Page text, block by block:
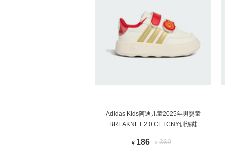
Adidas Kids阿迪儿童2025年男婴童
BREAKNET 2.0 CF I CNY训练鞋
¥ 186 ¥369